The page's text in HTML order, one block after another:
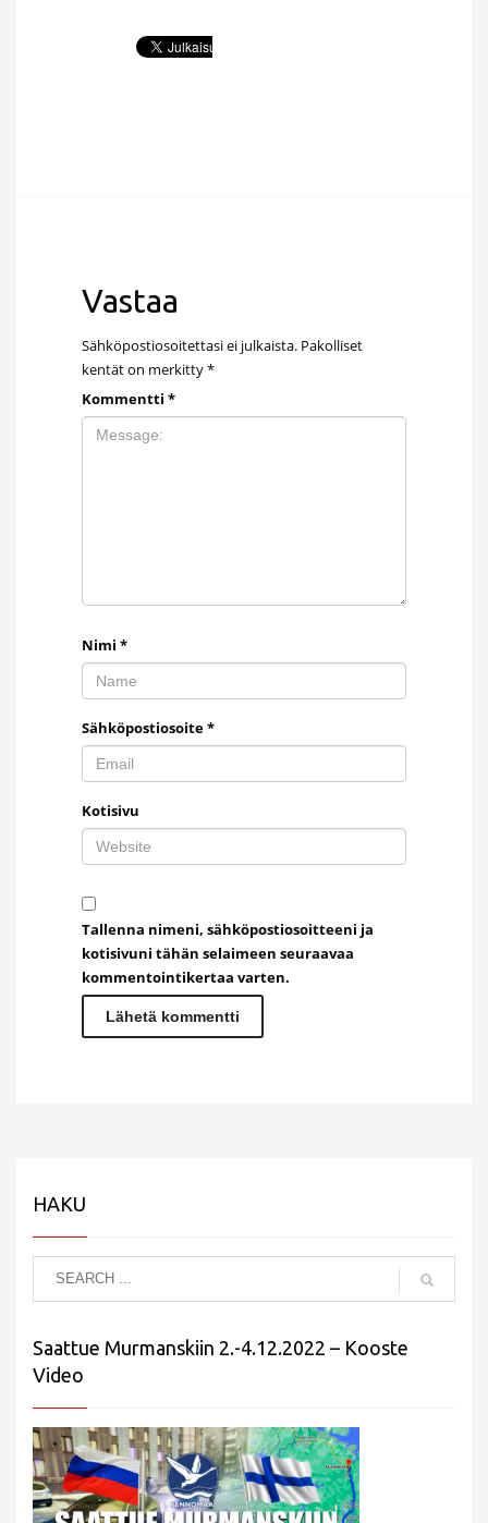
Vastaa
Sähköpostiosoitettasi ei julkaista. Pakolliset
kentät on merkitty*
Kommentti *
Nimi *
Sähköpostiosoite*
Kotisivu
Tallenna nimeni, sähköpostiosoitteeni ja
kotisivuni tähän selaimeen seuraavaa
kommentointikertaa varten.
HAKU
Saattue Murmanskiin 2.-4.12.2022 – Kooste
Video